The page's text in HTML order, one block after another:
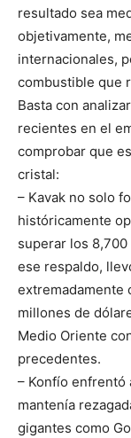
resultado sea
objetivamente,
internacionales,
combustible que
Basta con
recientes en el
comprobar que
cristal:
– Kavak no solo
históricamente
superar los
ese respaldo,
extremadamente
millones de
Medio Oriente
precedentes.
– Konfío enfrentó
mantenía
gigantes como